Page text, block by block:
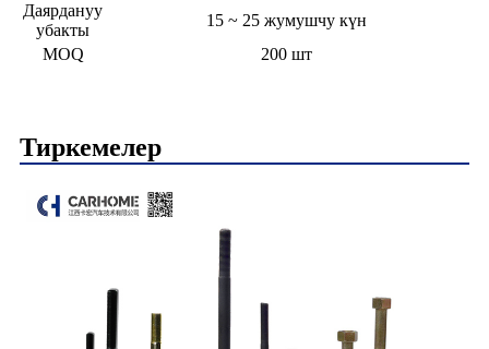
Даярдануу
убакты
15 ~ 25 жумушчу күн
MOQ
200 шт
Тиркемелер